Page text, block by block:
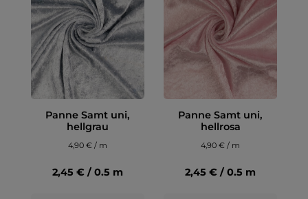
Panne Samt uni,
hellgrau
4,90 € / m
2,45 € / 0.5 m
Panne Samt uni,
hellrosa
4,90 € / m
2,45 € / 0.5 m